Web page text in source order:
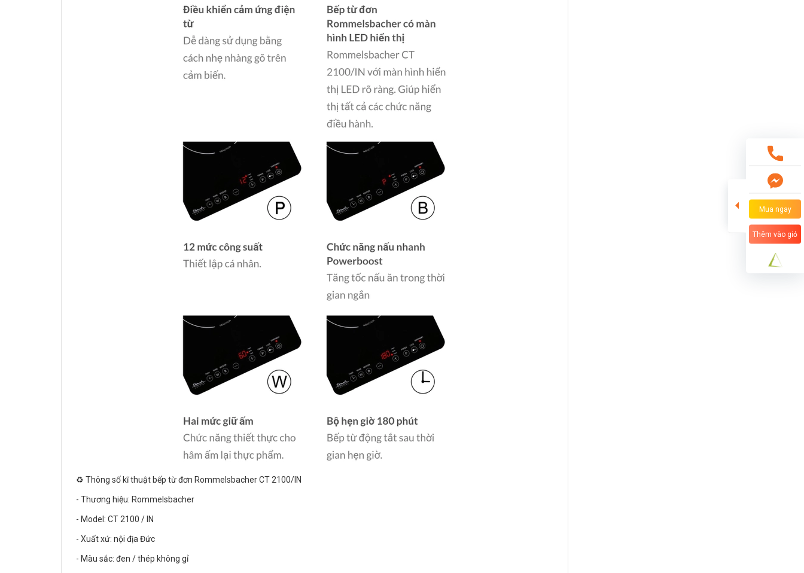
♻️ Thông số kĩ thuật bếp từ đơn Rommelsbacher CT 2100/IN
- Thương hiệu: Rommelsbacher
- Model: CT 2100 / IN
- Xuất xứ: nội địa Đức
- Màu sắc: đen / thép không gỉ
Mua ngay
Thêm vào giỏ